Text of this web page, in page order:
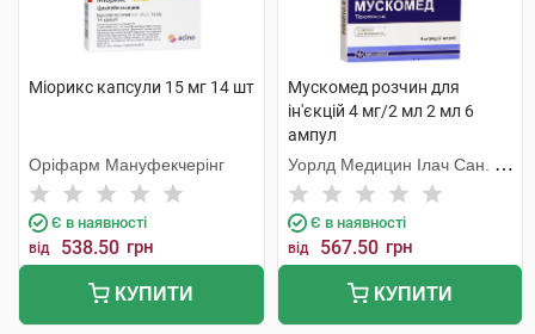
Міорикс капсули 15 мг 14 шт
Оріфарм Мануфекчерінг
Є в наявності
від 538.50 грн
КУПИТИ
Мускомед розчин для
ін'єкцій 4 мг/2 мл 2 мл 6
ампул
Уорлд Медицин Ілач Сан. Ве
Тідж
Є в наявності
від 567.50 грн
КУПИТИ